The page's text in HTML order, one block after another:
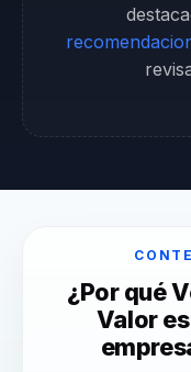
¿Por qué
Valor